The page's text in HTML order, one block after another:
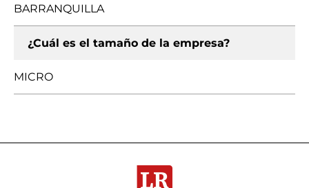
BARRANQUILLA
¿Cuál es el tamaño de la empresa?
MICRO